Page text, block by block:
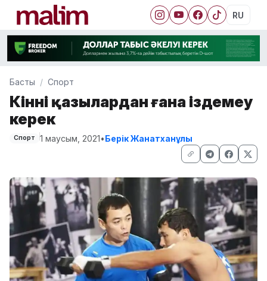
RU
Басты Спорт
Кінәні қазылардан ғана іздемеу
керек
Спорт 1 маусым, 2021•Берік Жанатханұлы